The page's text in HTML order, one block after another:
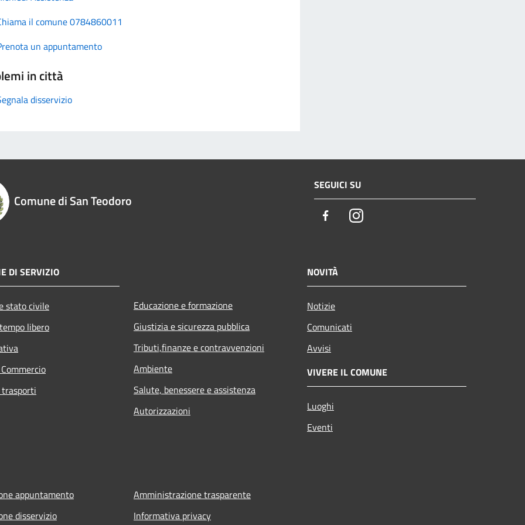
il comune 0784860011
un appuntamento
in città
disservizio
Comune di San Teodoro
SEGUICI SU
FacebookInstagram
DI SERVIZIO
stato civile
libero
Educazione e formazione
Giustizia e sicurezza pubblica
Tributi,finanze e contravvenzioni
Ambiente
Salute, benessere e assistenza
Autorizzazioni
NOVITÀ
Notizie
Comunicati
Avvisi
VIVERE IL COMUNE
Luoghi
Eventi
appuntamento
disservizio
Amministrazione trasparente
Informativa privacy